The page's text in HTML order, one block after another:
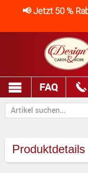
📢 Jetzt 50 %
FAQ
Produktdetails